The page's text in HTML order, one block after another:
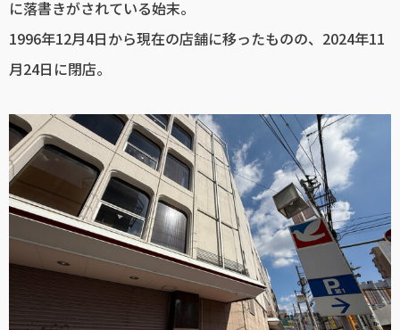
に落書きがされている始末。
1996年12月4日から現在の店舗に移ったものの、2024年11
月24日に閉店。